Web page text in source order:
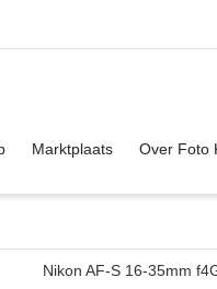
NAAR
Marktplaats Over Foto
Nikon AF-S 16-35mm